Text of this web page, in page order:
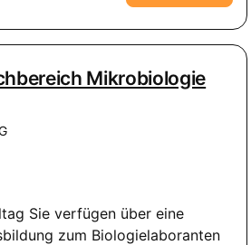
Mikrobiologie
Sie verfügen über eine
zum Biologielaboranten